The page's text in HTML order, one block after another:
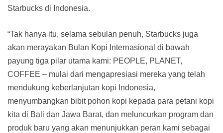
Starbucks di Indonesia.
“Tak hanya itu, selama sebulan penuh, Starbucks juga
akan merayakan Bulan Kopi Internasional di bawah
payung tiga pilar utama kami: PEOPLE, PLANET,
COFFEE – mulai dari mengapresiasi mereka yang telah
mendukung keberlanjutan kopi Indonesia,
menyumbangkan bibit pohon kopi kepada para petani kopi
kita di Bali dan Jawa Barat, dan meluncurkan program dan
produk baru yang akan menunjukkan peran kami sebagai